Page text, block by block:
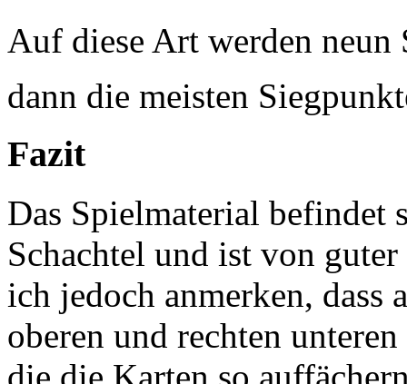
Auf diese Art werden neun
dann die meisten
Fazit
Das Spielmaterial befindet
Schachtel und ist von
ich jedoch anmerken,
oberen und rechten